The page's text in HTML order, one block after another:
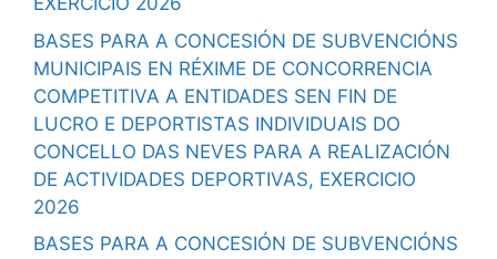
BASES PARA A CONCESIÓN DE SUBVENCIÓNS
MUNICIPAIS EN RÉXIME DE CONCORRENCIA
COMPETITIVA A ENTIDADES SEN FIN DE
LUCRO E DEPORTISTAS INDIVIDUAIS DO
CONCELLO DAS NEVES PARA A REALIZACIÓN
DE ACTIVIDADES DEPORTIVAS, EXERCICIO
2026
BASES PARA A CONCESIÓN DE SUBVENCIÓNS